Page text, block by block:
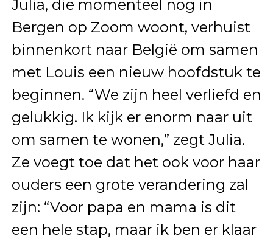
Julia, die momenteel nog in
Bergen op Zoom woont, verhuist
binnenkort naar België om samen
met Louis een nieuw hoofdstuk te
beginnen. “We zijn heel verliefd en
gelukkig. Ik kijk er enorm naar uit
om samen te wonen,” zegt Julia.
Ze voegt toe dat het ook voor haar
ouders een grote verandering zal
zijn: “Voor papa en mama is dit
een hele stap, maar ik ben er klaar